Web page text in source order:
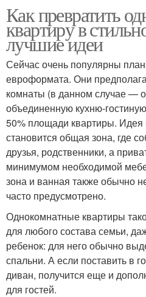
Как превратить
квартиру в
лучшие идеи
Сейчас очень популярны
евроформата. Они
комнаты (в данном случае —
объединенную кухню-
50% площади квартиры.
становится общая зона, где
друзья, родственники, а
минимумом необходимой
зона и ванная также обычно
часто предусмотрено.
Однокомнатные квартиры
для любого состава семьи,
ребенок: для него обычно
спальни. А если поставить в
диван, получится еще и
для гостей.